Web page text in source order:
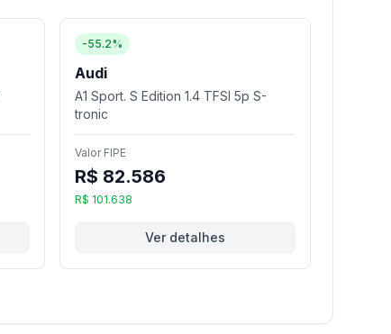
-55.2%
Audi
A1 Sport. S Edition 1.4 TFSI 5p S-
tronic
Valor FIPE
R$ 82.586
R$ 101.638
Ver detalhes